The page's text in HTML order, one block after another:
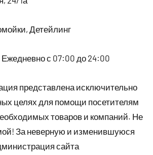
Детейлинг
Ежедневно с 07:00 до 24:00
представлена исключительно
целях для помощи посетителям
товаров и компаний. Не
За неверную и изменившуюся
сайта